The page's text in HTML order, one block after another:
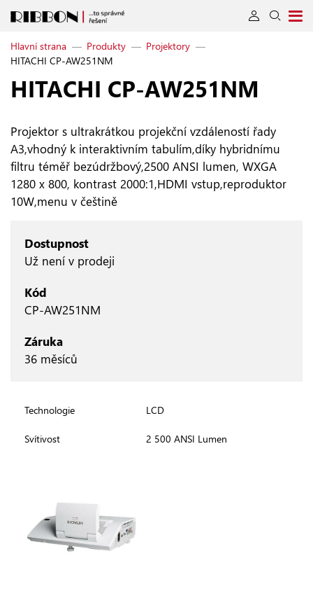
Hlavní strana — Produkty — Projektory —
HITACHI CP-AW251NM
HITACHI CP‑AW251NM
Projektor s ultrakrátkou projekční vzdáleností řady
A3,vhodný k interaktivním tabulím,díky hybridnímu
filtru téměř bezúdržbový,2500 ANSI lumen, WXGA
1280 x 800, kontrast 2000:1,HDMI vstup,reproduktor
10W,menu v češtině
Dostupnost
Už není v prodeji
Kód
CP-AW251NM
Záruka
36 měsíců
Technologie LCD
Svítivost 2 500 ANSI Lumen